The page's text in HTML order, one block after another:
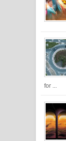
for ...